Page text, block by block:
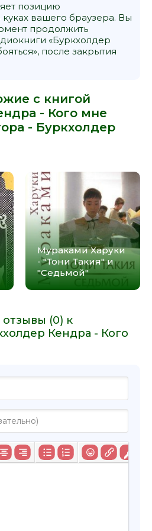
позицию
вашего браузера. Вы
продолжить
«Буркхолдер
после закрытия
с книгой
- Кого мне
- Буркхолдер
Мураками Харуки
- "Тони Такия" и
"Седьмой"
(0) к
Кендра - Кого